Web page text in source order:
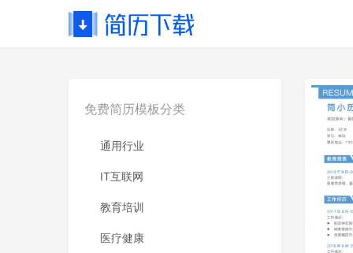
免费简历模板分类
通用行业
IT互联网
教育培训
医疗健康